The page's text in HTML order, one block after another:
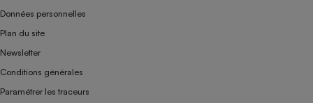
Données personnelles
Plan du site
Newsletter
Conditions générales
Paramétrer les traceurs